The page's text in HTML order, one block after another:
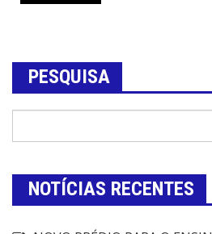
PESQUISA
NOTÍCIAS RECENTES